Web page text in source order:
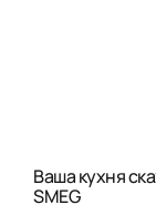
Ваша кухня
SMEG